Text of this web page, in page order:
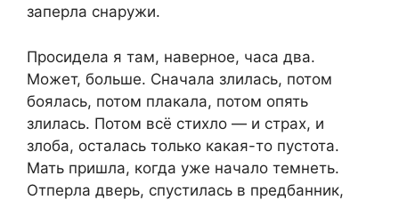
заперла снаружи.
Просидела я там, наверное, часа два.
Может, больше. Сначала злилась, потом
боялась, потом плакала, потом опять
злилась. Потом всё стихло — и страх, и
злоба, осталась только какая-то пустота.
Мать пришла, когда уже начало темнеть.
Отперла дверь, спустилась в предбанник,